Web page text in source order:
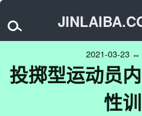
2021-03-23 ↔
投掷型运动员
性